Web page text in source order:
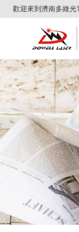
歡迎來到濟南多維光